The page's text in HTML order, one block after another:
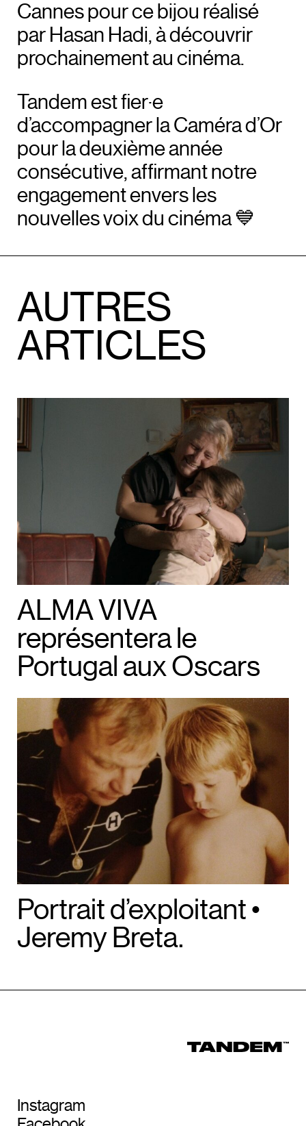
Cannes pour ce bijou réalisé
par Hasan Hadi, à découvrir
prochainement au cinéma.
Tandem est fier·e
d’accompagner la Caméra d’Or
pour la deuxième année
consécutive, affirmant notre
engagement envers les
nouvelles voix du cinéma 💙
AUTRES
ARTICLES
ALMA VIVA
représentera le
Portugal aux Oscars
Portrait d’exploitant •
Jeremy Breta.
Instagram